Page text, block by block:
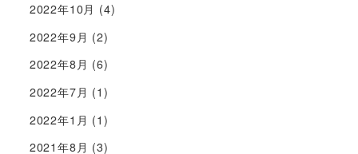
2022年10月 (4)
2022年9月 (2)
2022年8月 (6)
2022年7月 (1)
2022年1月 (1)
2021年8月 (3)